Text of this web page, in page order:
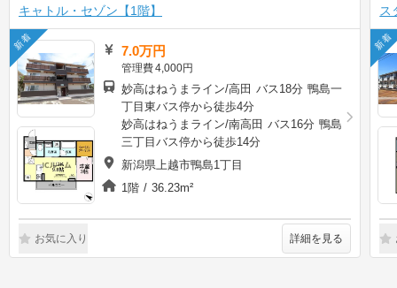
キャトル・セゾン【1階】
新着 7.0万円
管理費4,000円
妙高はねうまライン/高田 バス18分 鴨島一
丁目東バス停から徒歩4分
妙高はねうまライン/南高田 バス16分 鴨島
三丁目バス停から徒歩14分
新潟県上越市鴨島1丁目
1階 / 36.23m²
お気に入り 詳細を見る
ス
新着